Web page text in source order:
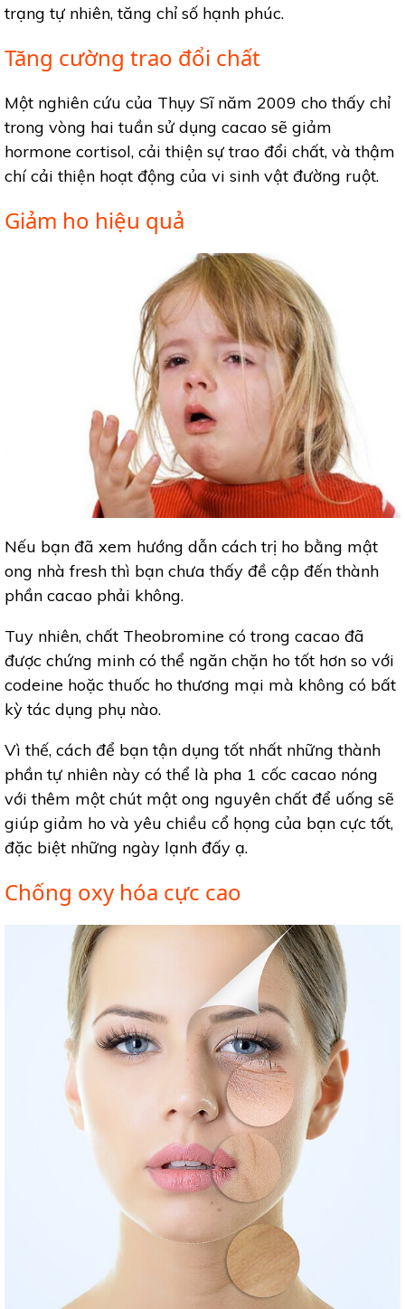
trạng tự nhiên, tăng chỉ số hạnh phúc.
Tăng cường trao đổi chất
Một nghiên cứu của Thụy Sĩ năm 2009 cho thấy chỉ
trong vòng hai tuần sử dụng cacao sẽ giảm
hormone cortisol, cải thiện sự trao đổi chất, và thậm
chí cải thiện hoạt động của vi sinh vật đường ruột.
Giảm ho hiệu quả
Nếu bạn đã xem hướng dẫn cách trị ho bằng mật
ong nhà fresh thì bạn chưa thấy đề cập đến thành
phần cacao phải không.
Tuy nhiên, chất Theobromine có trong cacao đã
được chứng minh có thể ngăn chặn ho tốt hơn so với
codeine hoặc thuốc ho thương mại mà không có bất
kỳ tác dụng phụ nào.
Vì thế, cách để bạn tận dụng tốt nhất những thành
phần tự nhiên này có thể là pha 1 cốc cacao nóng
với thêm một chút mật ong nguyên chất để uống sẽ
giúp giảm ho và yêu chiều cổ họng của bạn cực tốt,
đặc biệt những ngày lạnh đấy ạ.
Chống oxy hóa cực cao